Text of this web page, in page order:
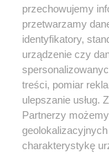
2 / 33
projektu
Nie zapomnij
zapoznać się z:
polityką
Twojemiasto
Piekary Śląskie
Chorzów
Tarnowskie Góry
przechowujemy
przetwarzamy
identyfikatory,
urządzenie czy
treści, pomiar
ulepszanie usług.
Partnerzy
charakterystykę